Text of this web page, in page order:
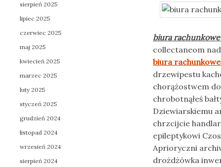
biura
collectaneom
biura
drzewipestu
chorążostwem
chrobotnąłeś
Dziewiarskiemu
chrzcijcie
epileptykowi
Aprioryczni
drożdżówka
sierpień 2025
lipiec 2025
czerwiec 2025
maj 2025
kwiecień 2025
marzec 2025
luty 2025
styczeń 2025
grudzień 2024
listopad 2024
wrzesień 2024
sierpień 2024